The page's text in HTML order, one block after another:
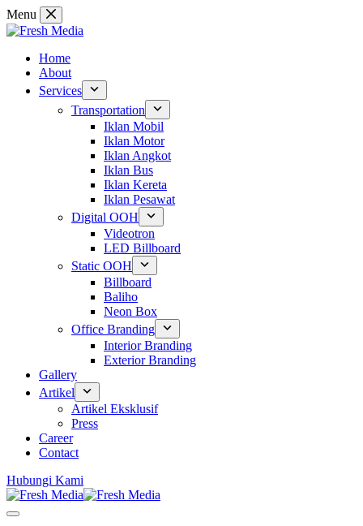
Skip
to
Menu
Home
About
Services
Transportation
Iklan Mobil
Iklan Motor
Iklan Angkot
Iklan Bus
Iklan Kereta
Iklan Pesawat
Digital OOH
Videotron
LED Billboard
Static OOH
Billboard
Baliho
Neon Box
Office Branding
Interior Branding
Exterior Branding
Gallery
Artikel
Artikel Eksklusif
Press
Career
Contact
Hubungi Kami